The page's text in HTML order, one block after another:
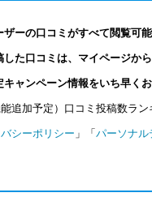
ザーの口コミがすべて閲覧可
した口コミは、マイページか
キャンペーン情報をいち早く
追加予定）口コミ投稿数ラ
シーポリシー 」「 パーソナル